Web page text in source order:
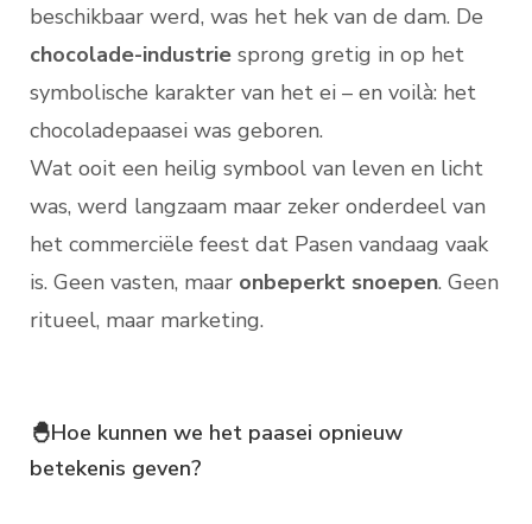
beschikbaar werd, was het hek van de dam. De
chocolade-industrie sprong gretig in op het
symbolische karakter van het ei – en voilà: het
chocoladepaasei was geboren.
Wat ooit een heilig symbool van leven en licht
was, werd langzaam maar zeker onderdeel van
het commerciële feest dat Pasen vandaag vaak
is. Geen vasten, maar onbeperkt snoepen. Geen
ritueel, maar marketing.
🐣Hoe kunnen we het paasei opnieuw
betekenis geven?